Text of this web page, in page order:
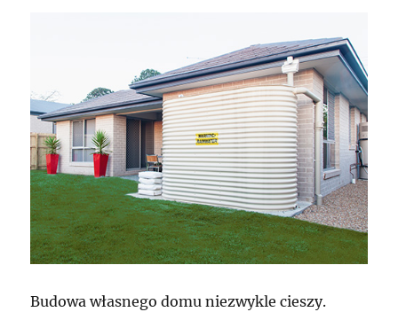
Budowa własnego domu niezwykle cieszy.